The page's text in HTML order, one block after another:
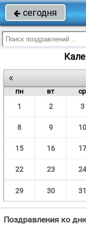
 сегодня
«
пн
вт ср
1
2 3
8 9 10
15 16 17
22 23 24
29 30 31